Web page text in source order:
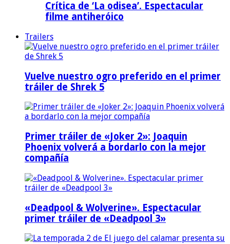
Crítica de ‘La odisea’. Espectacular
filme antiheróico
Trailers
Vuelve nuestro ogro preferido en el primer
tráiler de Shrek 5
Primer tráiler de «Joker 2»: Joaquin
Phoenix volverá a bordarlo con la mejor
compañía
«Deadpool & Wolverine». Espectacular
primer tráiler de «Deadpool 3»